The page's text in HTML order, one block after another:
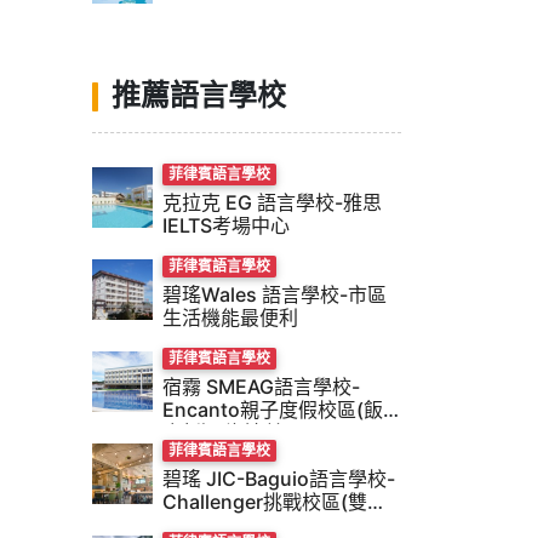
推薦語言學校
菲律賓語言學校
克拉克 EG 語言學校-雅思
IELTS考場中心
菲律賓語言學校
碧瑤Wales 語言學校-市區
生活機能最便利
菲律賓語言學校
宿霧 SMEAG語言學校-
Encanto親子度假校區(飯
菲律賓語言學校
碧瑤 JIC-Baguio語言學校-
Challenger挑戰校區(雙校